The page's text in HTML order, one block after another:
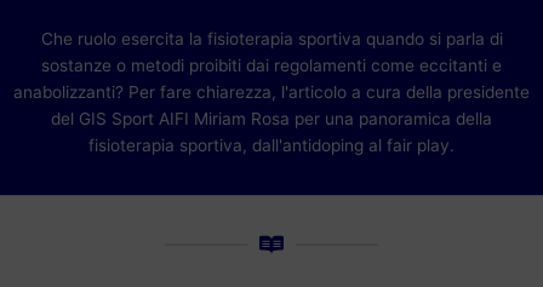
Che ruolo esercita la fisioterapia sportiva quando si parla di
sostanze o metodi proibiti dai regolamenti come eccitanti e
anabolizzanti? Per fare chiarezza, l'articolo a cura della presidente
del GIS Sport AIFI Miriam Rosa per una panoramica della
fisioterapia sportiva, dall'antidoping al fair play.